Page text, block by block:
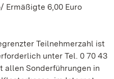
Ermäßigte 6,00 Euro
Teilnehmerzahl ist
unter Tel. 0 70 43
allen Sonderführungen in